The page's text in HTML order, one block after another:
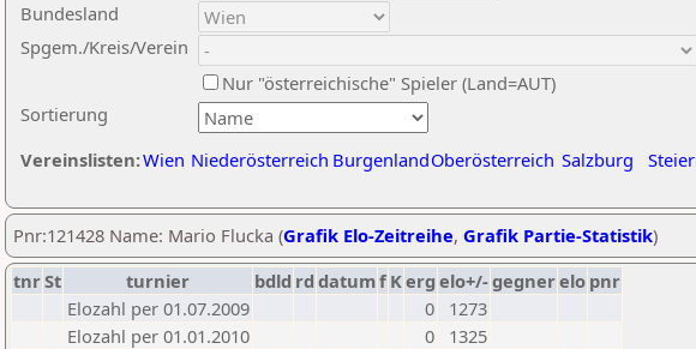
Sortierung
Bundesland
Spgem./Kreis/Verein
Nur "österreichische" Spieler (Land=AUT)
Vereinslisten:Wien Niederösterreich BurgenlandOberösterreich Salzburg
Pnr:121428 Name: Mario Flucka (Grafik Elo-Zeitreihe, Grafik Partie-Statistik)
tnrSt turnier bdld rd datumf Kerg elo+/-gegnerelo pnr
Elozahl per 01.07.2009
0
1273
Elozahl per 01.01.2010
0
1325